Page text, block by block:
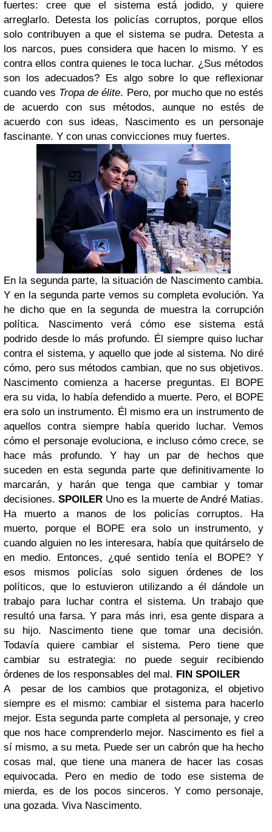
fuertes: cree que el sistema está jodido, y quiere
arreglarlo. Detesta los policías corruptos, porque ellos
solo contribuyen a que el sistema se pudra. Detesta a
los narcos, pues considera que hacen lo mismo. Y es
contra ellos contra quienes le toca luchar. ¿Sus métodos
son los adecuados? Es algo sobre lo que reflexionar
cuando ves Tropa de élite. Pero, por mucho que no estés
de acuerdo con sus métodos, aunque no estés de
acuerdo con sus ideas, Nascimento es un personaje
fascinante. Y con unas convicciones muy fuertes.
En la segunda parte, la situación de Nascimento cambia.
Y en la segunda parte vemos su completa evolución. Ya
he dicho que en la segunda de muestra la corrupción
política. Nascimento verá cómo ese sistema está
podrido desde lo más profundo. Él siempre quiso luchar
contra el sistema, y aquello que jode al sistema. No diré
cómo, pero sus métodos cambian, que no sus objetivos.
Nascimento comienza a hacerse preguntas. El BOPE
era su vida, lo había defendido a muerte. Pero, el BOPE
era solo un instrumento. Él mismo era un instrumento de
aquellos contra siempre había querido luchar. Vemos
cómo el personaje evoluciona, e incluso cómo crece, se
hace más profundo. Y hay un par de hechos que
suceden en esta segunda parte que definitivamente lo
marcarán, y harán que tenga que cambiar y tomar
decisiones.SPOILER Uno es la muerte de André Matias.
Ha muerto a manos de los policías corruptos. Ha
muerto, porque el BOPE era solo un instrumento, y
cuando alguien no les interesara, había que quitárselo de
en medio. Entonces, ¿qué sentido tenía el BOPE? Y
esos mismos policías solo siguen órdenes de los
políticos, que lo estuvieron utilizando a él dándole un
trabajo para luchar contra el sistema. Un trabajo que
resultó una farsa. Y para más inri, esa gente dispara a
su hijo. Nascimento tiene que tomar una decisión.
Todavía quiere cambiar el sistema. Pero tiene que
cambiar su estrategia: no puede seguir recibiendo
órdenes de los responsables del mal. FIN SPOILER
A pesar de los cambios que protagoniza, el objetivo
siempre es el mismo: cambiar el sistema para hacerlo
mejor. Esta segunda parte completa al personaje, y creo
que nos hace comprenderlo mejor. Nascimento es fiel a
sí mismo, a su meta. Puede ser un cabrón que ha hecho
cosas mal, que tiene una manera de hacer las cosas
equivocada. Pero en medio de todo ese sistema de
mierda, es de los pocos sinceros. Y como personaje,
una gozada. Viva Nascimento.